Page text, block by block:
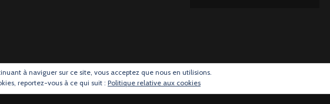
La gourmandise avant tout !.Blossom Mommy Blog | Développé par
à naviguer sur ce site, vous acceptez que nous en utilisions.
reportez-vous à ce qui suit : Politique relative aux cookies